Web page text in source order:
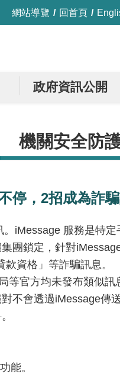
網站導覽 回首頁
政府資訊公開
機關安全防
停，2招成為詐
服務是特定
團鎖定，針對
資格」等詐騙訊息。
官方均未發布類似訊
不會透過iMessage
能。